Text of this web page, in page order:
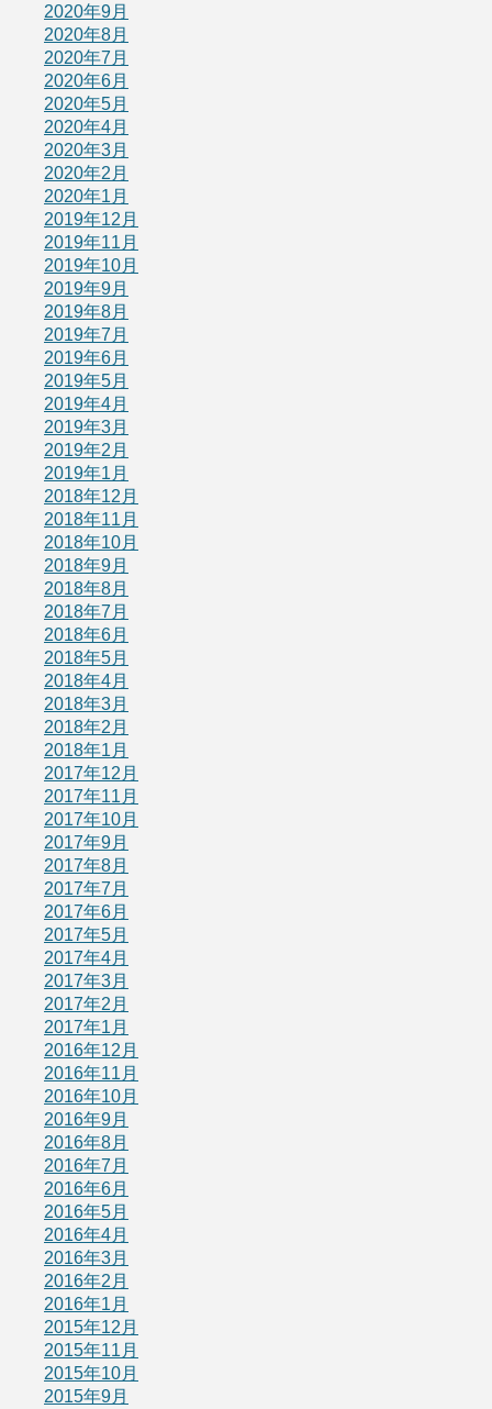
2020年9月
2020年8月
2020年7月
2020年6月
2020年5月
2020年4月
2020年3月
2020年2月
2020年1月
2019年12月
2019年11月
2019年10月
2019年9月
2019年8月
2019年7月
2019年6月
2019年5月
2019年4月
2019年3月
2019年2月
2019年1月
2018年12月
2018年11月
2018年10月
2018年9月
2018年8月
2018年7月
2018年6月
2018年5月
2018年4月
2018年3月
2018年2月
2018年1月
2017年12月
2017年11月
2017年10月
2017年9月
2017年8月
2017年7月
2017年6月
2017年5月
2017年4月
2017年3月
2017年2月
2017年1月
2016年12月
2016年11月
2016年10月
2016年9月
2016年8月
2016年7月
2016年6月
2016年5月
2016年4月
2016年3月
2016年2月
2016年1月
2015年12月
2015年11月
2015年10月
2015年9月